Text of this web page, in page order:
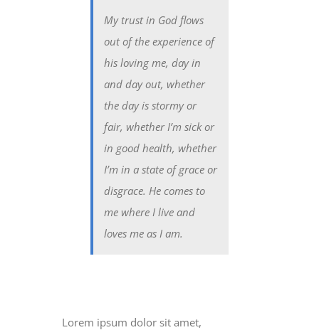
My trust in God flows
out of the experience of
his loving me, day in
and day out, whether
the day is stormy or
fair, whether I’m sick or
in good health, whether
I’m in a state of grace or
disgrace. He comes to
me where I live and
loves me as I am.
Lorem ipsum dolor sit amet,